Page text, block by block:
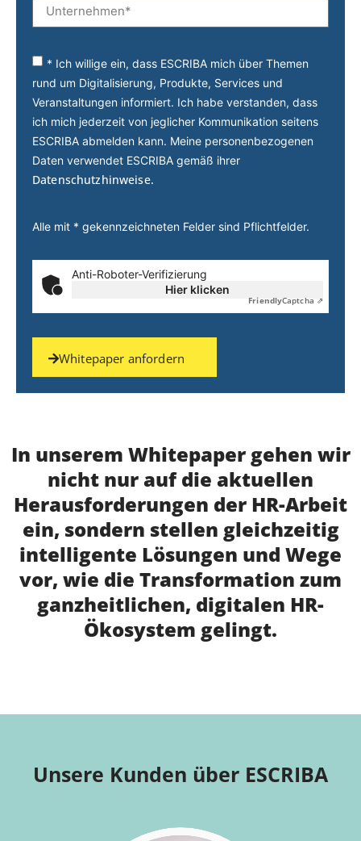
* Ich willige ein, dass ESCRIBA mich über Themen
rund um Digitalisierung, Produkte, Services und
Veranstaltungen informiert. Ich habe verstanden, dass
ich mich jederzeit von jeglicher Kommunikation seitens
ESCRIBA abmelden kann. Meine personenbezogenen
Daten verwendet ESCRIBA gemäß ihrer
Datenschutzhinweise.
Alle mit * gekennzeichneten Felder sind Pflichtfelder.
Anti-Roboter-Verifizierung
Hier klicken
FriendlyCaptcha ⇗
Whitepaper anfordern
In unserem Whitepaper gehen wir
nicht nur auf die aktuellen
Herausforderungen der HR-Arbeit
ein, sondern stellen gleichzeitig
intelligente Lösungen und Wege
vor, wie die Transformation zum
ganzheitlichen, digitalen HR-
Ökosystem gelingt.
Unsere Kunden über ESCRIBA